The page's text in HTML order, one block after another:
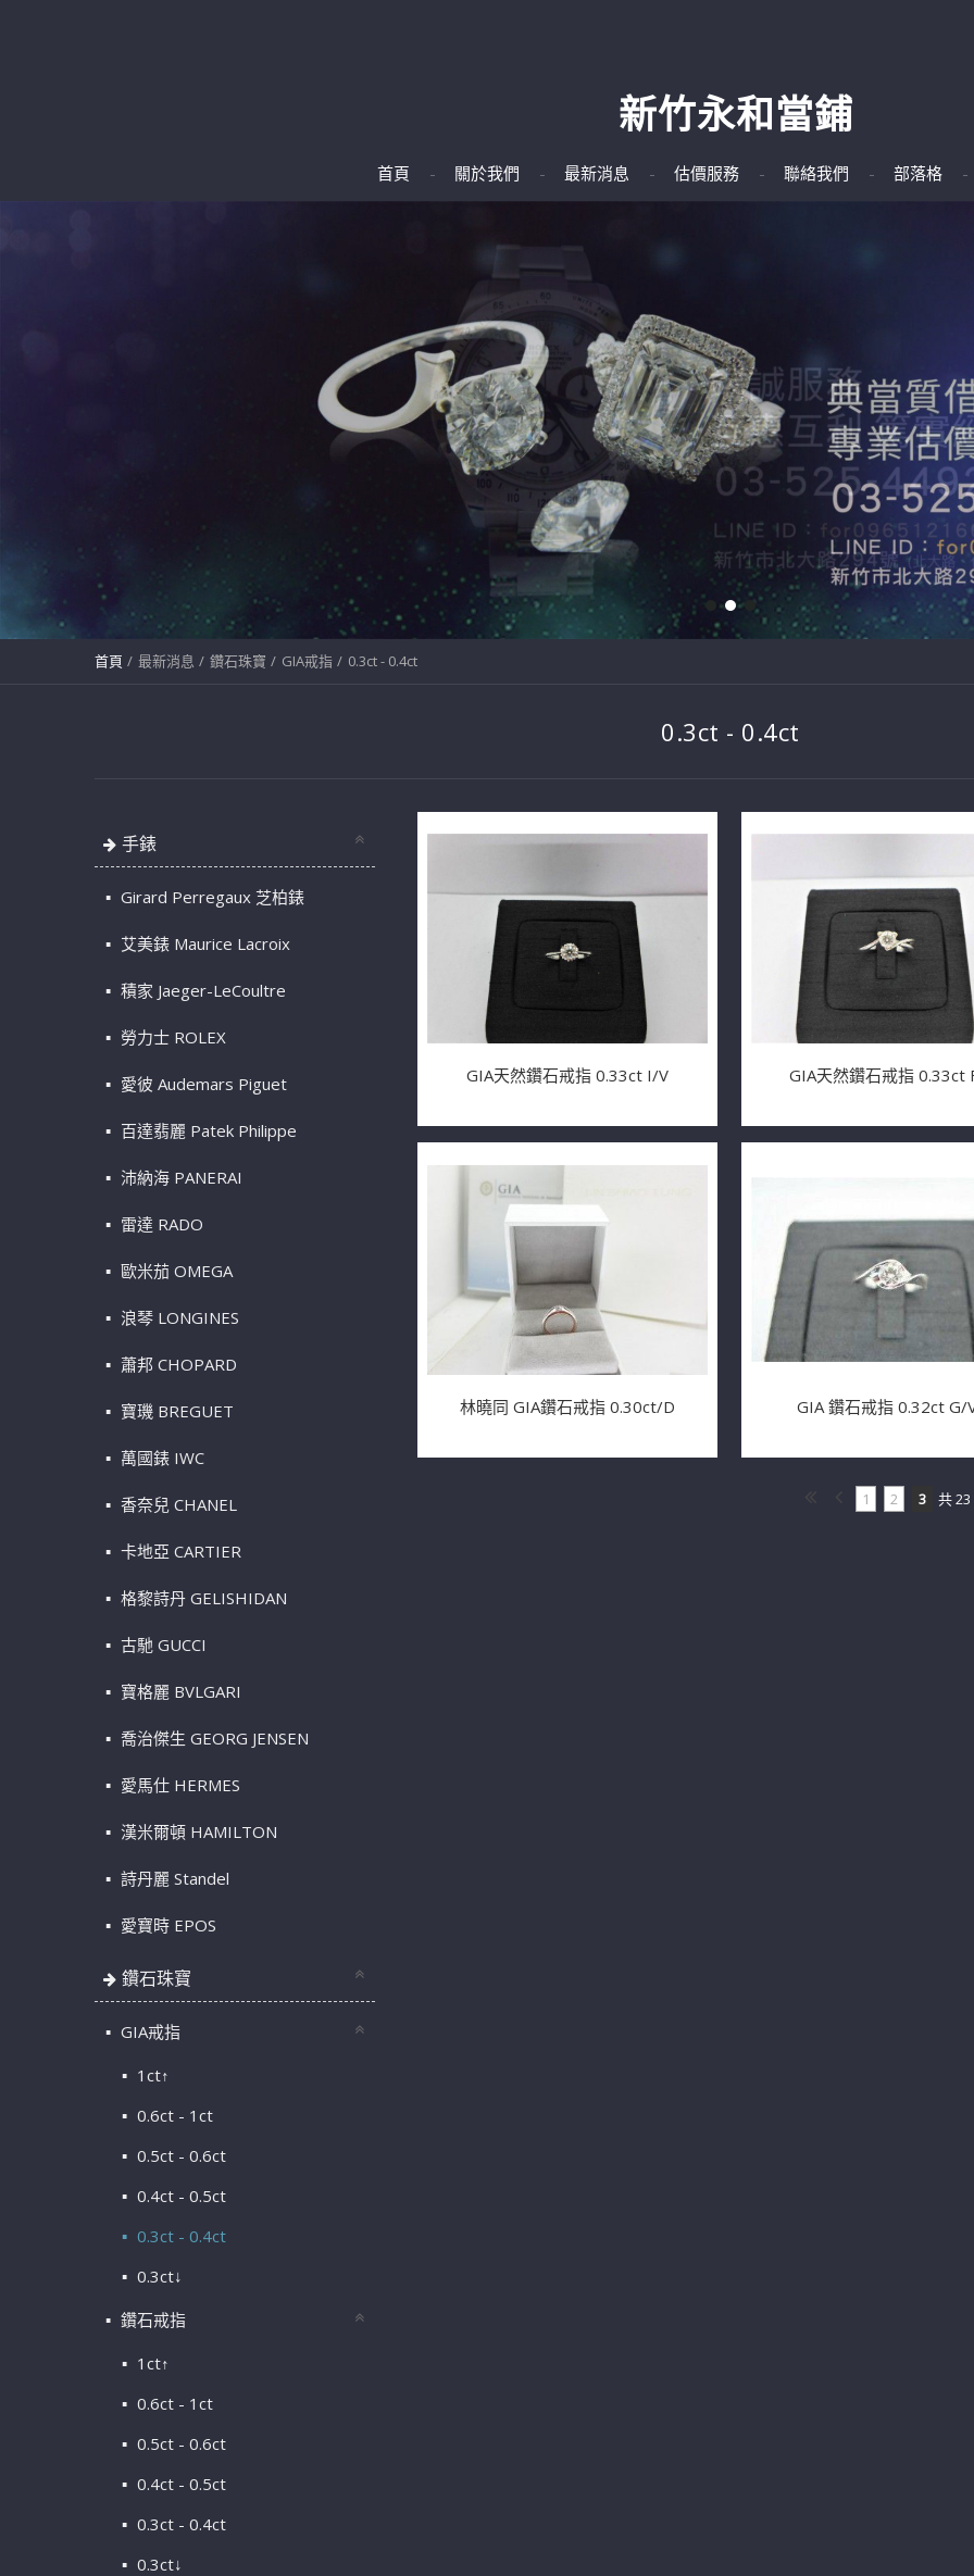
新竹永和當鋪
首頁 關於我們 最新消息 估價服務 聯絡我們 部落格
首頁 最新消息 鑽石珠寶 GIA戒指 0.3ct - 0.4ct
0.3ct - 0.4ct
手錶
Girard Perregaux 芝柏錶
艾美錶 Maurice Lacroix
積家 Jaeger-LeCoultre
勞力士 ROLEX
愛彼 Audemars Piguet
百達翡麗 Patek Philippe
沛納海 PANERAI
雷達 RADO
歐米茄 OMEGA
浪琴 LONGINES
蕭邦 CHOPARD
寶璣 BREGUET
萬國錶 IWC
香奈兒 CHANEL
卡地亞 CARTIER
格黎詩丹 GELISHIDAN
古馳 GUCCI
寶格麗 BVLGARI
喬治傑生 GEORG JENSEN
愛馬仕 HERMES
漢米爾頓 HAMILTON
詩丹麗 Standel
愛寶時 EPOS
鑽石珠寶
GIA戒指
1ct↑
0.6ct - 1ct
0.5ct - 0.6ct
0.4ct - 0.5ct
0.3ct - 0.4ct
0.3ct↓
鑽石戒指
1ct↑
0.6ct - 1ct
0.5ct - 0.6ct
0.4ct - 0.5ct
0.3ct - 0.4ct
0.3ct↓
GIA天然鑽石戒指 0.33ct I/V GIA天然鑽石戒指 0.33ct
林曉同 GIA鑽石戒指 0.30ct/D GIA 鑽石戒指 0.32ct G/
1 2 3 共 23